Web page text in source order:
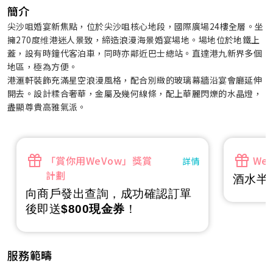
簡介
尖沙咀婚宴新焦點，位於尖沙咀核心地段，國際廣場24樓全層。坐
擁270度维港迷人景致，締造浪漫海景婚宴場地。場地位於地鐵上
蓋，設有時鐘代客泊車，同時亦鄰近巴士總站。直達港九新界多個
地區，極為方便。
港滙軒裝飾充滿星空浪漫風格，配合別緻的玻璃幕牆沿宴會廳延伸
開去。設計糅合奢華，金屬及幾何線條，配上華麗閃爍的水晶燈，
盡顯尊貴高雅氣派。
「賞你用WeVow」獎賞
計劃
詳情
向商戶發出查詢，成功確認訂單
後即送$800現金券 ！
酒水半
服務範疇